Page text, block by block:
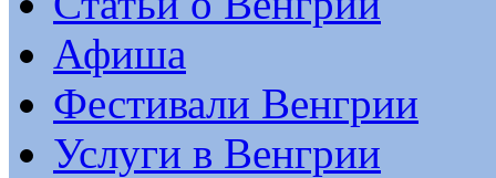
Афиша
Фестивали Венгрии
Услуги в Венгрии